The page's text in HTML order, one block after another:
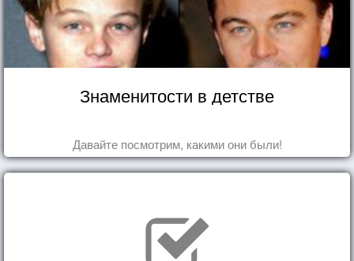
Знаменитости в детстве
Давайте посмотрим, какими они были!